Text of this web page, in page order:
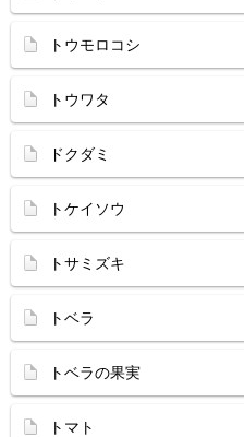
トウモロコシ
トウワタ
ドクダミ
トケイソウ
トサミズキ
トベラ
トベラの果実
トマト